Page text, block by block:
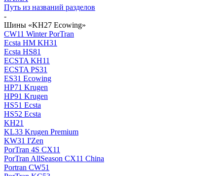
Путь из названий разделов
-
Шины «KH27 Ecowing»
CW11 Winter PorTran
Ecsta HM KH31
Ecsta HS81
ECSTA KH11
ECSTA PS31
ES31 Ecowing
HP71 Krugen
HP91 Krugen
HS51 Ecsta
HS52 Ecsta
KH21
KL33 Krugen Premium
KW31 I'Zen
PorTran 4S CX11
PorTran AllSeason CX11 China
Portran CW51